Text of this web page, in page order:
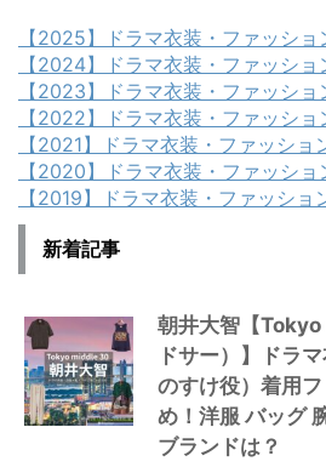
【2025】ドラマ衣装・ファッショ
【2024】ドラマ衣装・ファッショ
【2023】ドラマ衣装・ファッショ
【2022】ドラマ衣装・ファッショ
【2021】ドラマ衣装・ファッショ
【2020】ドラマ衣装・ファッショ
【2019】ドラマ衣装・ファッショ
新着記事
朝井大智【
ドサー）】ドラ
のすけ役）着用
め！洋服 バッグ
ブランドは？